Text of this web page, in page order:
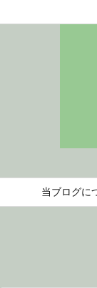
当ブログに